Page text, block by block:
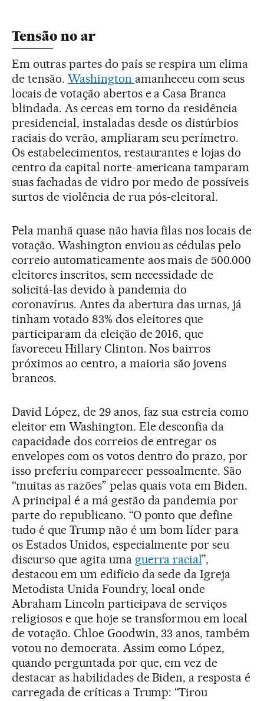
Tensão no ar
Em outras partes do país se respira um clima
de tensão. Washington amanheceu com seus
locais de votação abertos e a Casa Branca
blindada. As cercas em torno da residência
presidencial, instaladas desde os distúrbios
raciais do verão, ampliaram seu perímetro.
Os estabelecimentos, restaurantes e lojas do
centro da capital norte-americana tamparam
suas fachadas de vidro por medo de possíveis
surtos de violência de rua pós-eleitoral.
Pela manhã quase não havia filas nos locais de
votação. Washington enviou as cédulas pelo
correio automaticamente aos mais de 500.000
eleitores inscritos, sem necessidade de
solicitá-las devido à pandemia do
coronavírus. Antes da abertura das urnas, já
tinham votado 83% dos eleitores que
participaram da eleição de 2016, que
favoreceu Hillary Clinton. Nos bairros
próximos ao centro, a maioria são jovens
brancos.
David López, de 29 anos, faz sua estreia como
eleitor em Washington. Ele desconfia da
capacidade dos correios de entregar os
envelopes com os votos dentro do prazo, por
isso preferiu comparecer pessoalmente. São
“muitas as razões” pelas quais vota em Biden.
A principal é a má gestão da pandemia por
parte do republicano. “O ponto que define
tudo é que Trump não é um bom líder para
os Estados Unidos, especialmente por seu
discurso que agita uma guerra racial”,
destacou em um edifício da sede da Igreja
Metodista Unida Foundry, local onde
Abraham Lincoln participava de serviços
religiosos e que hoje se transformou em local
de votação. Chloe Goodwin, 33 anos, também
votou no democrata. Assim como López,
quando perguntada por que, em vez de
destacar as habilidades de Biden, a resposta é
carregada de críticas a Trump: “Tirou